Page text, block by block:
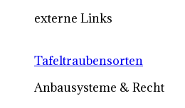
externe Links
Tafeltraubensorten
Anbausysteme & Recht